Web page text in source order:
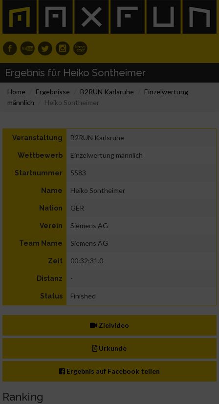
Ergebnis für Heiko Sontheimer
Home Ergebnisse B2RUN Karlsruhe
Einzelwertung
männlich
Heiko Sontheimer
Veranstaltung B2RUN Karlsruhe
Wettbewerb Einzelwertung männlich
Startnummer 5583
Name Heiko Sontheimer
Nation GER
Verein Siemens AG
Team Name Siemens AG
Zeit 00:32:31.0
Distanz -
Status Finished
Zielvideo
Urkunde
Ergebnis auf Facebook teilen
Ranking